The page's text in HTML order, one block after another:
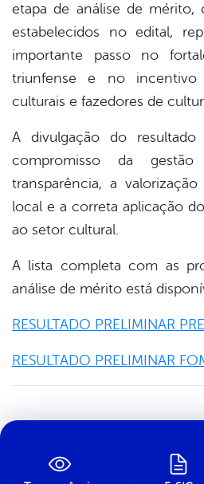
etapa de análise de mérito,
estabelecidos no edital,
importante passo no
triunfense e no incentivo
culturais e fazedores de
A divulgação do
compromisso da
transparência, a
local e a correta aplicação
ao setor cultural.
A lista completa com as
análise de mérito está
RESULTADO PRELIMINAR
RESULTADO PRELIMINAR